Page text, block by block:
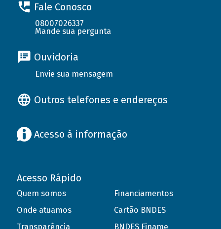
Fale Conosco
08007026337
Mande sua pergunta
Ouvidoria
Envie sua mensagem
Outros telefones e endereços
Acesso à informação
Acesso Rápido
Quem somos
Onde atuamos
Transparência
Financiamentos
Cartão BNDES
BNDES Finame